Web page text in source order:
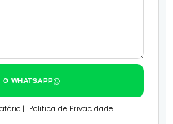
O WHATSAPP
| Politica de Privacidade